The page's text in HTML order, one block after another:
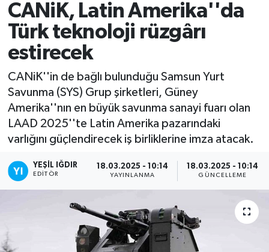
CANiK, Latin Amerika''da
Türk teknoloji rüzgârı
estirecek
CANiK''in de bağlı bulunduğu Samsun Yurt
Savunma (SYS) Grup şirketleri, Güney
Amerika''nın en büyük savunma sanayi fuarı olan
LAAD 2025''te Latin Amerika pazarındaki
varlığını güçlendirecek iş birliklerine imza atacak.
YEŞIL IĞDIR
EDITÖR
18.03.2025 - 10:14
YAYINLANMA
18.03.2025 - 10:14
GÜNCELLEME
Son Dakika Haberleri
Haber Arşivi